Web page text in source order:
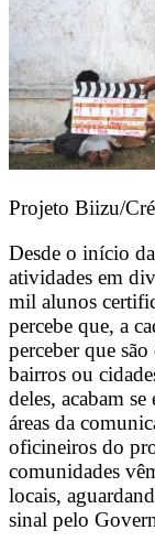
Projeto Biizu/
Desde o início
atividades em
mil alunos
percebe que, a
perceber que
bairros ou
deles, acabam
áreas da
oficineiros do
comunidades
locais,
sinal pelo